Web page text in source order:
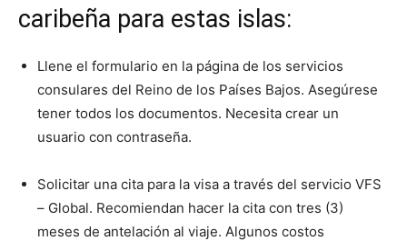
caribeña para estas islas:
Llene el formulario en la página de los servicios
consulares del Reino de los Países Bajos. Asegúrese
tener todos los documentos. Necesita crear un
usuario con contraseña.
Solicitar una cita para la visa a través del servicio VFS
– Global. Recomiendan hacer la cita con tres (3)
meses de antelación al viaje. Algunos costos